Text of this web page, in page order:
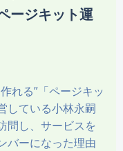
ージキット運
れる”「ページキッ
している小林永嗣
問し、サービスを
バーになった理由